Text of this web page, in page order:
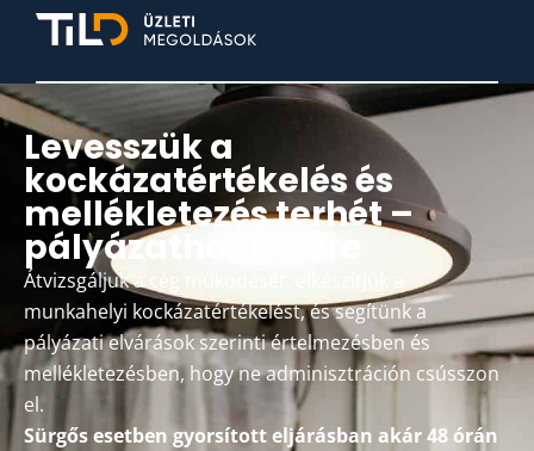
Levesszük a
kockázatértékelés és
mellékletezés terhét –
pályázathoz készre
Átvizsgáljuk a cég működését, elkészítjük a
munkahelyi kockázatértékelést, és segítünk a
pályázati elvárások szerinti értelmezésben és
mellékletezésben, hogy ne adminisztráción csússzon
el.
Sürgős esetben gyorsított eljárásban akár 48 órán